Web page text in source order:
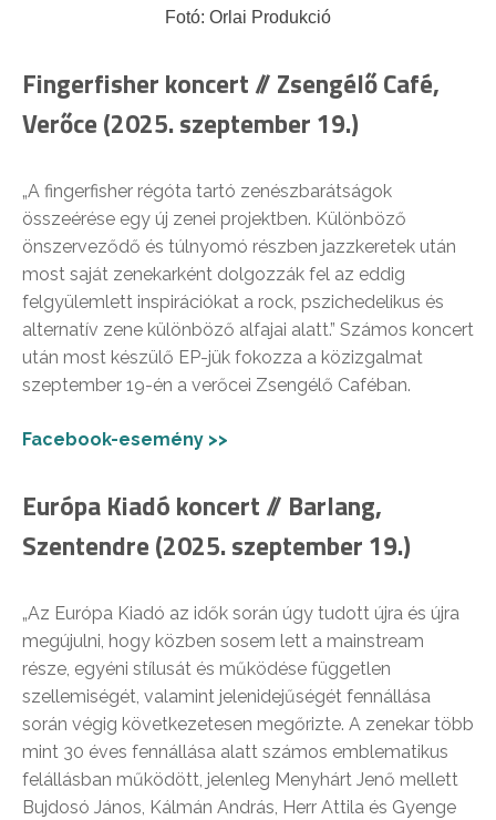
Fotó: Orlai Produkció
Fingerfisher koncert // Zsengélő Café,
Verőce (2025. szeptember 19.)
„A fingerfisher régóta tartó zenészbarátságok
összeérése egy új zenei projektben. Különböző
önszerveződő és túlnyomó részben jazzkeretek után
most saját zenekarként dolgozzák fel az eddig
felgyülemlett inspirációkat a rock, pszichedelikus és
alternatív zene különböző alfajai alatt.” Számos koncert
után most készülő EP-jük fokozza a közizgalmat
szeptember 19-én a verőcei Zsengélő Caféban.
Facebook-esemény >>
Európa Kiadó koncert // Barlang,
Szentendre (2025. szeptember 19.)
„Az Európa Kiadó az idők során úgy tudott újra és újra
megújulni, hogy közben sosem lett a mainstream
része, egyéni stílusát és működése független
szellemiségét, valamint jelenidejűségét fennállása
során végig következetesen megőrizte. A zenekar több
mint 30 éves fennállása alatt számos emblematikus
felállásban működött, jelenleg Menyhárt Jenő mellett
Bujdosó János, Kálmán András, Herr Attila és Gyenge